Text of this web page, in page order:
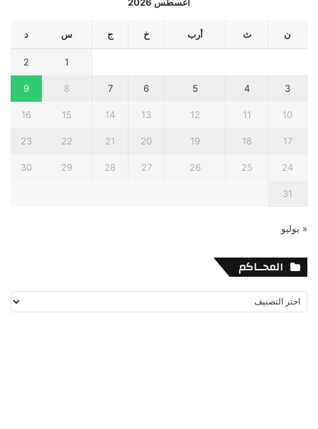
أغسطس 2026
ن ث أرب خ ج س د
1
2
3
4
5
6
7
8
9
10
11
12
13
14
15
16
17
18
19
20
21
22
23
24
25
26
27
28
29
30
31
« يوليو
المحــاكم
المحــاكم